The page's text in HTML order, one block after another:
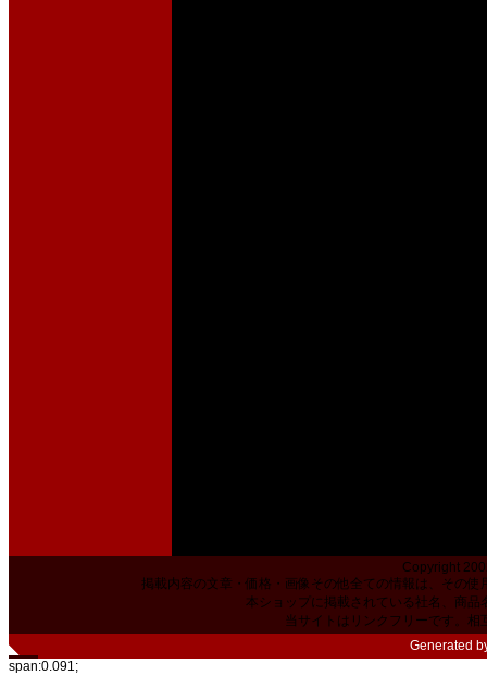
Copyright
掲載内容の文章・価格・画像その他全ての情報は、その
本ショップに掲載されている社名、商
当サイトはリンクフリーです。相
Generated
span:0.091;